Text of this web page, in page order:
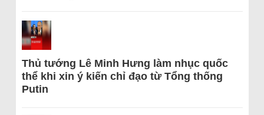
Thủ tướng Lê Minh Hưng làm nhục quốc
thể khi xin ý kiến chỉ đạo từ Tổng thống
Putin